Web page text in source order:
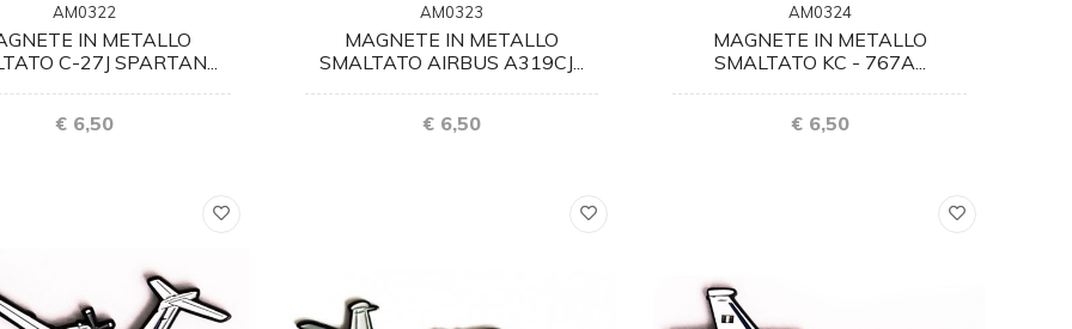
AM0322
IN METALLO
C-27J SPARTAN...
€ 6,50
AM0323
MAGNETE IN METALLO
SMALTATO AIRBUS A319CJ...
€ 6,50
AM0324
MAGNETE IN METALLO
SMALTATO KC - 767A...
€ 6,50